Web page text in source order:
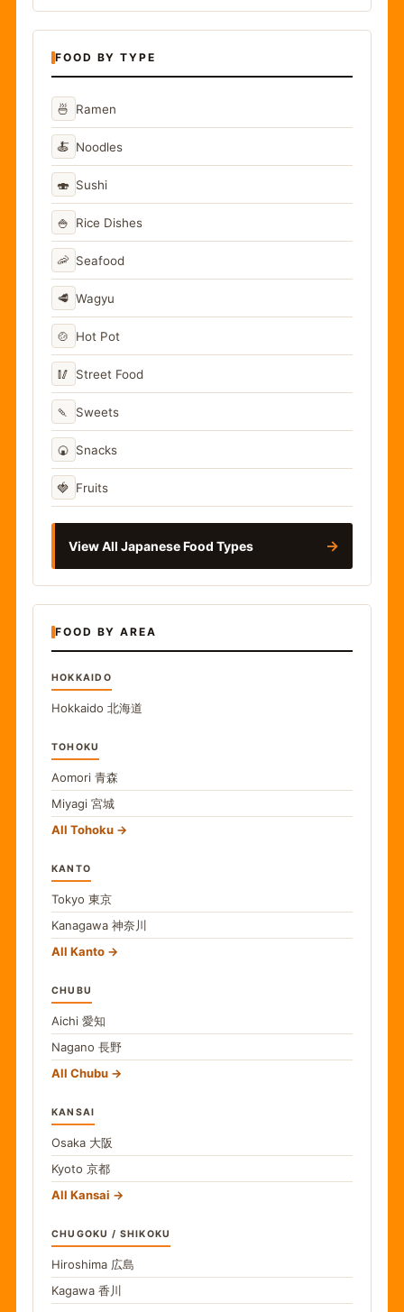
FOOD BY TYPE
🍜 Ramen
🍝 Noodles
🍣 Sushi
🍚 Rice Dishes
🦐 Seafood
🥩 Wagyu
🍲 Hot Pot
🥢 Street Food
🍡 Sweets
🍘 Snacks
🍓 Fruits
View All Japanese Food Types →
FOOD BY AREA
HOKKAIDO
Hokkaido 北海道
TOHOKU
Aomori 青森
Miyagi 宮城
All Tohoku
KANTO
Tokyo 東京
Kanagawa 神奈川
All Kanto
CHUBU
Aichi 愛知
Nagano 長野
All Chubu
KANSAI
Osaka 大阪
Kyoto 京都
All Kansai
CHUGOKU / SHIKOKU
Hiroshima 広島
Kagawa 香川